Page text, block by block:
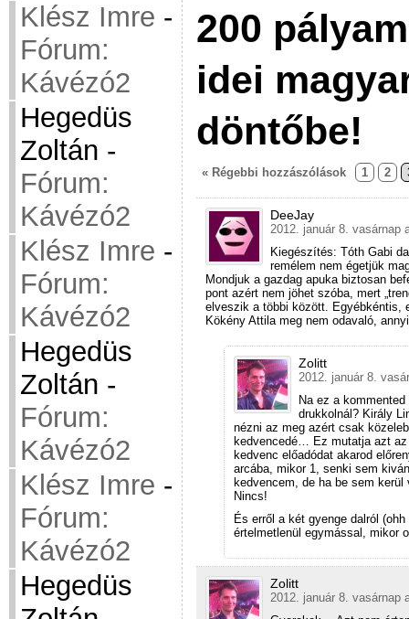
Klész Imre -
Fórum:
Kávézó2
Hegedüs
Zoltán -
Fórum:
Kávézó2
Klész Imre -
Fórum:
Kávézó2
Hegedüs
Zoltán -
Fórum:
Kávézó2
Klész Imre -
Fórum:
Kávézó2
Hegedüs
200
idei
döntőbe!
« Régebbi hozzászólások 1 2
DeeJay
2012. január 8. vasárnap
Kiegészítés: Tóth Gabi
remélem nem égetjük
Mondjuk a gazdag apuka biztosan
pont azért nem jöhet szóba, mert
elveszik a többi között. Egyébkéntis,
Kökény Attila meg nem odavaló,
Zolitt
2012. január 8.
Na ez a
drukkolnál? Király
nézni az meg azért csak
kedvencedé… Ez mutatja azt
kedvenc előadódat akarod
arcába, mikor 1, senki sem
kedvencem, de ha be sem
Nincs!
És erről a két gyenge dalról
értelmetlenül egymással, mikor
Zolitt
2012. január 8. vasárnap